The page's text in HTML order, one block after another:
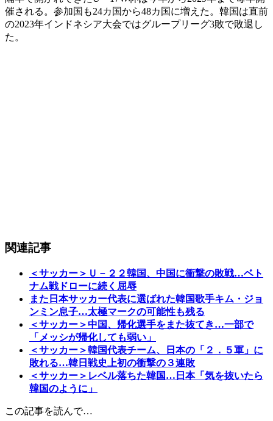
催される。参加国も24カ国から48カ国に増えた。韓国は直前
の2023年インドネシア大会ではグループリーグ3敗で敗退し
た。
関連記事
＜サッカー＞Ｕ－２２韓国、中国に衝撃の敗戦…ベト
ナム戦ドローに続く屈辱
また日本サッカー代表に選ばれた韓国歌手キム・ジョ
ンミン息子…太極マークの可能性も残る
＜サッカー＞中国、帰化選手をまた抜てき…一部で
「メッシが帰化しても弱い」
＜サッカー＞韓国代表チーム、日本の「２．５軍」に
敗れる…韓日戦史上初の衝撃の３連敗
＜サッカー＞レベル落ちた韓国…日本「気を抜いたら
韓国のように」
この記事を読んで…